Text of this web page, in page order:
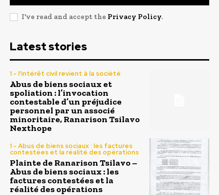
I've read and accept the Privacy Policy.
Latest stories
1 - l'intérêt civil revient à la société
Abus de biens sociaux et
spoliation : l’invocation
contestable d’un préjudice
personnel par un associé
minoritaire, Ranarison Tsilavo
Nexthope
1 - Abus de biens sociaux : les factures
contestées et la réalité des opérations
Plainte de Ranarison Tsilavo –
Abus de biens sociaux : les
factures contestées et la
réalité des opérations